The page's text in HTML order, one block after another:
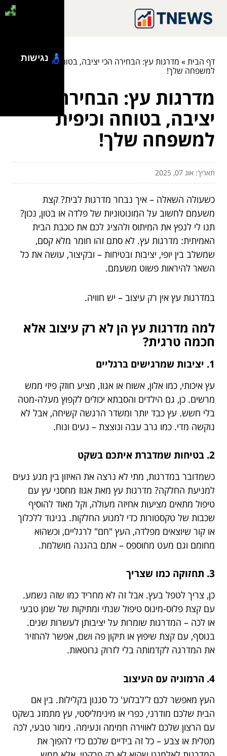
דף הבית» מדרגות עץ: הבחירה הכי יציבה, בטוחה וכיפית
למשפחה שלך!
מדרגות עץ: הבחירה הכי
יציבה, בטוחה וכיפית
למשפחה שלך!
תאריך: אוג 07, 2025
כשעולה השאלה – איך נבחר מדרגות לבית? קצת
משעמם לחשוב על המונוטוניות של פלדה או בטון, נכון?
תנו לי לנפץ את המיתוס ולהציג לכם את כוכבת הבית
האמיתית: מדרגות עץ. לא סתם זהו חומר מלא קסם,
שמשלב בין יופי, יציבות ובטיחות – ובקיצור, עושה את כל
השאר להיראות פשוט משעמם.
במדרגות עץ אין רק עיצוב – יש חוויה.
למה מדרגות עץ הן לא רק עיצוב אלא
חכמה טרגית?
1. יציבות שמרגישים ברגליים
עץ איכותי, כמו אלון, אשוח או אגוז, מציע חוזק פיזי ממש
מרשים. כן, גם הילדים והסבתא יכולים לקפוץ מעלה-מטה
בלי חשש. עץ כבד יותר ומשדר הרגשה קשיחה, אבל לא
נוקשה מדי. כמו גרב עבה ונוצצת – נעים ונוח.
2. בטיחות שמדברת איתכם בשקט
כשמדובר במדרגות, מתי לא נרצה את האיזון בין מגע נעים
למניעת החלקה? מדרגות עץ מאת אגוז מחסני עץ עם
טיפול מתאים מציעות אחיזה מעולה, וקל מאוד להוסיף
שכבות של טקסטורות כדי למנוע החלקות. בניגוד ללכלוך
או קור שיוצאים מפלדה, העץ "חם" לרגליים, וכשהוא
מחומם וגם מעט מחוספס – אתם בהגנה מושלמת.
3. תחזוקה כמו שצריך
כן, צריך לטפל בעץ. אבל זה לא מחריד כמו שזה נשמע.
עם קצת פלוס-מינוס טיפול שנתי ומתיקות של שמן טבעי
או לכה – המדרגות שומרות על יציבותן לעשרות שנים.
בנוסף, עם קצת שיפוץ או תיקון פה ושם, אפשר להחזיר
את המדרגה לקדמותה בלי לזרוק גרוטאות.
4. הרמוניה עם העיצוב
העץ מאפשר לכם ל'לבלוע' כל סגנון בקלילות. בין אם
הבית שלכם מודרני, כפרי או מינימליסטי, עץ מתמזג בשקט
עם הרצון שלכם לאווירה חמימה ונעימה. גימור טבעי, לכה
מטלית או צבע – כל זה בידיים שלכם כדי להפוך את
נגישות